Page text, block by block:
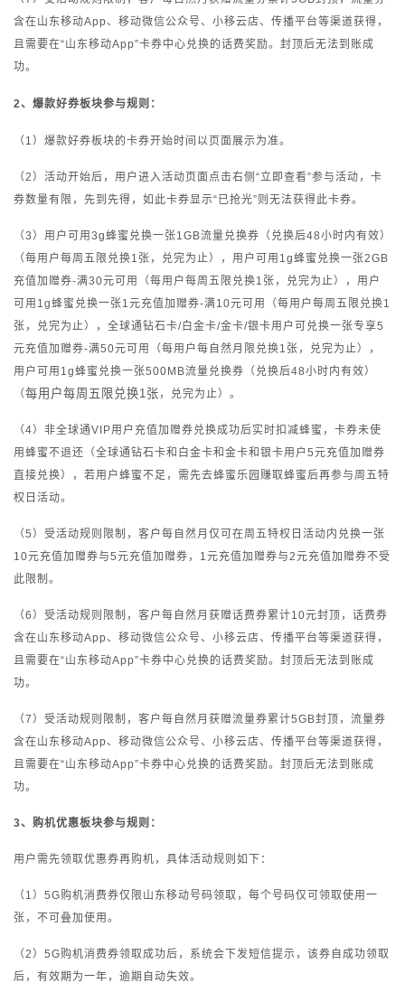
含在山东移动App、移动微信公众号、小移云店、传播平台等渠道获得，
且需要在“山东移动App”卡券中心兑换的话费奖励。封顶后无法到账成
功。
2、爆款好券板块参与规则：
（1）爆款好券板块的卡券开始时间以页面展示为准。
（2）活动开始后，用户进入活动页面点击右侧“立即查看”参与活动，卡
券数量有限，先到先得，如此卡券显示“已抢光”则无法获得此卡券。
（3）用户可用3g蜂蜜兑换一张1GB流量兑换券（兑换后48小时内有效）
（每用户每周五限兑换1张，兑完为止），用户可用1g蜂蜜兑换一张2GB
充值加赠券-满30元可用（每用户每周五限兑换1张，兑完为止）， 用户
可用1g蜂蜜兑换一张1元充值加赠券-满10元可用（每用户每周五限兑换1
张，兑完为止）， 全球通钻石卡/白金卡/金卡/银卡用户可兑换一张专享5
元充值加赠券-满50元可用（每用户每自然月限兑换1张 ，兑完为止），
用户可用1g蜂蜜兑换一张500MB流量兑换券（兑换后48小时内有效）
（每用户每周五限兑换1张 ，兑完为止）。
（4）非全球通VIP用户充值加赠券兑换成功后实时扣减蜂蜜，卡券未使
用蜂蜜不退还（全球通钻石卡和白金卡和金卡和银卡用户5元充值加赠券
直接兑换），若用户蜂蜜不足，需先去蜂蜜乐园赚取蜂蜜后再参与周五特
权日活动。
（5）受活动规则限制，客户每自然月仅可在周五特权日活动内兑换一张
10元充值加赠券与5元充值加赠券，1元充值加赠券与2元充值加赠券不受
此限制。
（6）受活动规则限制，客户每自然月获赠话费券累计10元封顶，话费券
含在山东移动App、移动微信公众号、小移云店、传播平台等渠道获得，
且需要在“山东移动App”卡券中心兑换的话费奖励。封顶后无法到账成
功。
（7）受活动规则限制，客户每自然月获赠流量券累计5GB封顶，流量券
含在山东移动App、移动微信公众号、小移云店、传播平台等渠道获得，
且需要在“山东移动App”卡券中心兑换的话费奖励。封顶后无法到账成
功。
3、购机优惠板块参与规则：
用户需先领取优惠券再购机，具体活动规则如下：
（1）5G购机消费券仅限山东移动号码领取，每个号码仅可领取使用一
张，不可叠加使用。
（2）5G购机消费券领取成功后，系统会下发短信提示，该券自成功领取
后，有效期为一年，逾期自动失效。